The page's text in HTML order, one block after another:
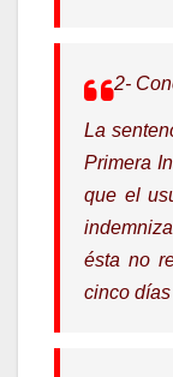
2-
La
Primera
que el
ésta no
cinco